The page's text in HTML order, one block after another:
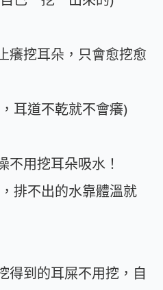
癢挖耳朵，只會愈挖愈
耳道不乾就不會癢)
不用挖耳朵吸水！
排不出的水靠體溫就
得到的耳屎不用挖，自